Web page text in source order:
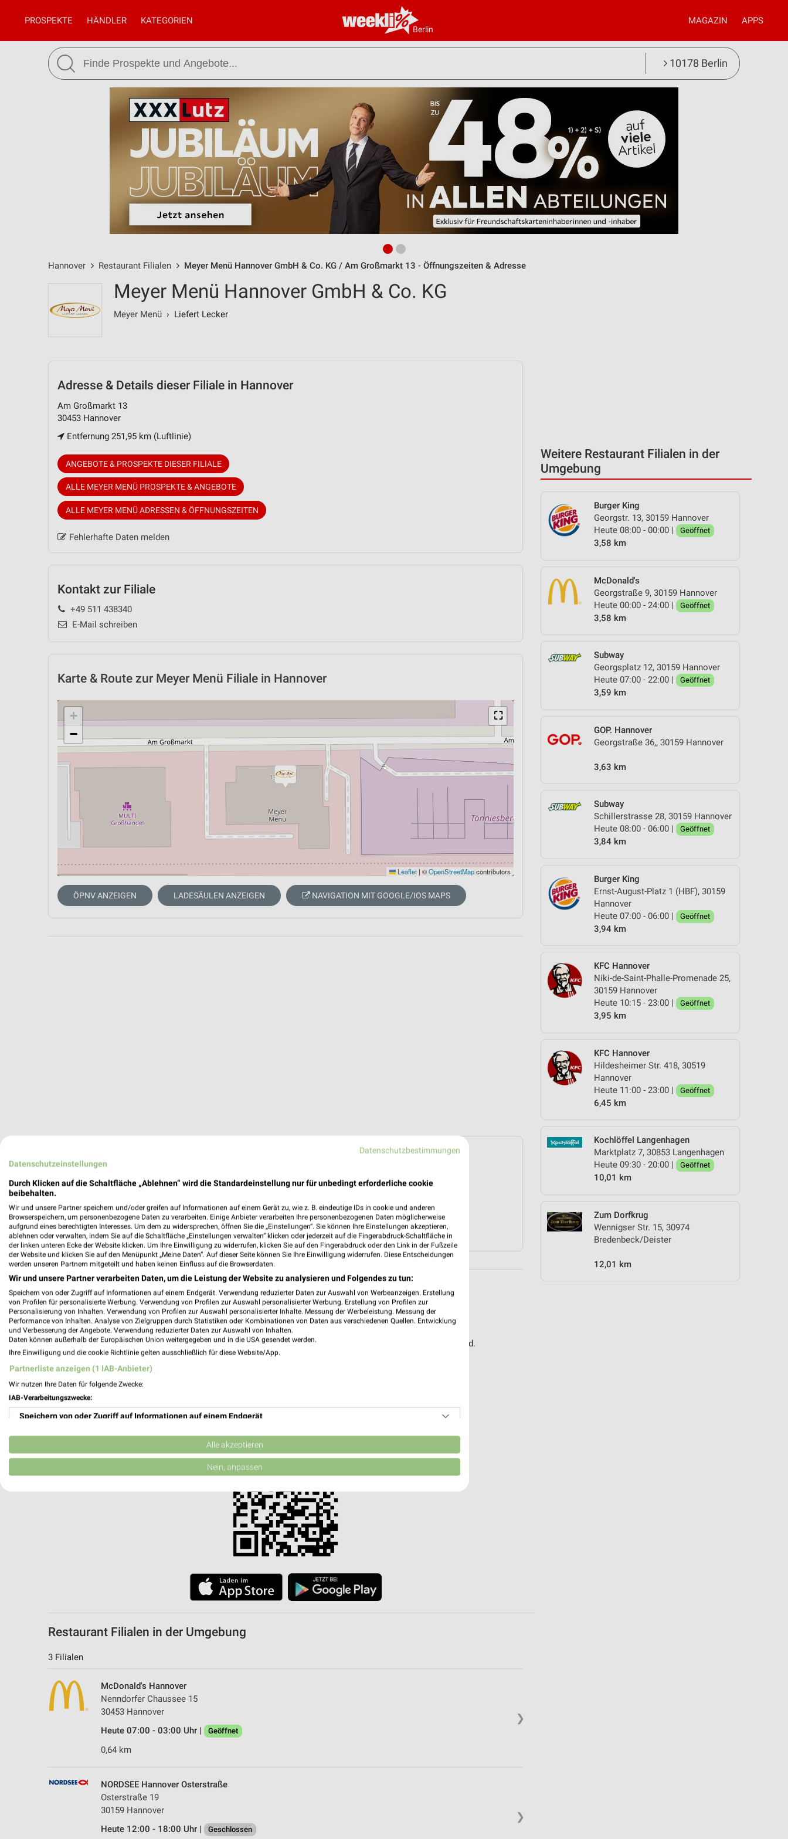
Berlin
PROSPEKTE HÄNDLER KATEGORIEN MAGAZIN APPS
10178 Berlin
Hannover Restaurant Filialen Meyer Menü Hannover GmbH & Co. KG / Am Großmarkt 13 - Öffnungszeiten & Adresse
Weitere Restaurant Filialen in der
Umgebung
Burger King
Georgstr. 13, 30159 Hannover
Heute 08:00 - 00:00 |
Geöffnet
3,58 km
McDonald's
Georgstraße 9, 30159 Hannover
Heute 00:00 - 24:00 |
Geöffnet
3,58 km
Subway
Georgsplatz 12, 30159 Hannover
Heute 07:00 - 22:00 |
Geöffnet
3,59 km
GOP. Hannover
Georgstraße 36,, 30159 Hannover
3,63 km
Subway
Schillerstrasse 28, 30159 Hannover
Heute 08:00 - 06:00 |
Geöffnet
3,84 km
Burger King
Ernst-August-Platz 1 (HBF), 30159
Hannover
Heute 07:00 - 06:00 |
Geöffnet
3,94 km
KFC Hannover
Niki-de-Saint-Phalle-Promenade 25,
30159 Hannover
Heute 10:15 - 23:00 |
Geöffnet
3,95 km
KFC Hannover
Hildesheimer Str. 418, 30519
Hannover
Heute 11:00 - 23:00 |
Geöffnet
6,45 km
Kochlöffel Langenhagen
Marktplatz 7, 30853 Langenhagen
Heute 09:30 - 20:00 |
Geöffnet
10,01 km
Zum Dorfkrug
Wennigser Str. 15, 30974
Bredenbeck/Deister
12,01 km
Meyer Menü Hannover GmbH & Co. KG
Meyer Menü › Liefert Lecker
Adresse & Details dieser Filiale in Hannover
Am Großmarkt 13
30453 Hannover
Entfernung 251,95 km (Luftlinie)
ANGEBOTE & PROSPEKTE DIESER FILIALE
ALLE MEYER MENÜ PROSPEKTE & ANGEBOTE
ALLE MEYER MENÜ ADRESSEN & ÖFFNUNGSZEITEN
Fehlerhafte Daten melden
Kontakt zur Filiale
+49 511 438340
E-Mail schreiben
Karte & Route zur Meyer Menü Filiale in Hannover
⛶
+
−
Leaflet | ©OpenStreetMapcontributors
ÖPNV ANZEIGEN LADESÄULEN ANZEIGEN NAVIGATION MIT GOOGLE/IOS MAPS
Aktuell keine Prospekte vorhanden.
ZUR HÄNDLER-WEBSEITE
WEITERE RESTAURANT ANGEBOTE
weekli - Prospekte & Angebote App
Alle Meyer Menü Angebote immer griffbereit – mit der kostenlosen weekli App für iOS & Android.
✔Einkaufsliste - Einkauf stressfrei planen
Restaurant Filialen in der Umgebung
3 Filialen
❯
McDonald's Hannover
Nenndorfer Chaussee 15
30453 Hannover
Heute 07:00 - 03:00 Uhr |
Geöffnet
0,64 km
❯
NORDSEE Hannover Osterstraße
Osterstraße 19
30159 Hannover
Heute 12:00 - 18:00 Uhr |
Geschlossen
Datenschutzbestimmungen
Datenschutzeinstellungen
Durch Klicken auf die Schaltfläche „Ablehnen“ wird die Standardeinstellung nur für unbedingt erforderliche cookie
beibehalten.
Wir und unsere Partner speichern und/oder greifen auf Informationen auf einem Gerät zu, wie z. B. eindeutige IDs in cookie und anderen
Browserspeichern, um personenbezogene Daten zu verarbeiten. Einige Anbieter verarbeiten Ihre personenbezogenen Daten möglicherweise
aufgrund eines berechtigten Interesses. Um dem zu widersprechen, öffnen Sie die „Einstellungen“. Sie können Ihre Einstellungen akzeptieren,
ablehnen oder verwalten, indem Sie auf die Schaltfläche „Einstellungen verwalten“ klicken oder jederzeit auf die Fingerabdruck-Schaltfläche in
der linken unteren Ecke der Website klicken. Um Ihre Einwilligung zu widerrufen, klicken Sie auf den Fingerabdruck oder den Link in der Fußzeile
der Website und klicken Sie auf den Menüpunkt „Meine Daten“. Auf dieser Seite können Sie Ihre Einwilligung widerrufen. Diese Entscheidungen
werden unseren Partnern mitgeteilt und haben keinen Einfluss auf die Browserdaten.
Wir und unsere Partner verarbeiten Daten, um die Leistung der Website zu analysieren und Folgendes zu tun:
Speichern von oder Zugriff auf Informationen auf einem Endgerät. Verwendung reduzierter Daten zur Auswahl von Werbeanzeigen. Erstellung
von Profilen für personalisierte Werbung. Verwendung von Profilen zur Auswahl personalisierter Werbung. Erstellung von Profilen zur
Personalisierung von Inhalten. Verwendung von Profilen zur Auswahl personalisierter Inhalte. Messung der Werbeleistung. Messung der
Performance von Inhalten. Analyse von Zielgruppen durch Statistiken oder Kombinationen von Daten aus verschiedenen Quellen. Entwicklung
und Verbesserung der Angebote. Verwendung reduzierter Daten zur Auswahl von Inhalten.
Daten können außerhalb der Europäischen Union weitergegeben und in die USA gesendet werden.
Ihre Einwilligung und die cookie Richtlinie gelten ausschließlich für diese Website/App.
Partnerliste anzeigen (1 IAB-Anbieter)
Wir nutzen Ihre Daten für folgende Zwecke:
IAB-Verarbeitungszwecke:
Speichern von oder Zugriff auf Informationen auf einem Endgerät
Verwendung reduzierter Daten zur Auswahl von Werbeanzeigen
Erstellung von Profilen für personalisierte Werbung
Verwendung von Profilen zur Auswahl personalisierter Inhalte
IAB-Besonderheiten:
Verwendung genauer Standortdaten
Geräte anhand von aktiv angeforderten Informationen identifizieren
Nicht-IAB-Verarbeitungszwecke:
Alle akzeptieren
Nein, anpassen